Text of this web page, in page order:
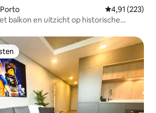
Gemiddelde
4,91 (223)
balkon en uitzicht op historische